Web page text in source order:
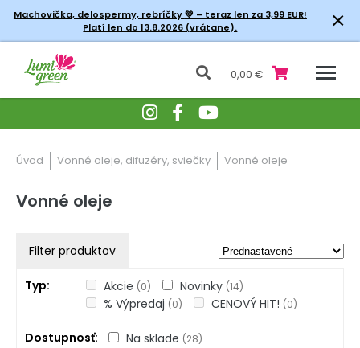
Machovička, delospermy, rebríčky💚 – teraz len za 3,99 EUR!
Platí len do 13.8.2026 (vrátane).
×
0,00 €
Úvod Vonné oleje, difuzéry, sviečky Vonné oleje
Vonné oleje
Filter produktov
Typ Akcie (0) Novinky (14)
% Výpredaj (0) CENOVÝ HIT! (0)
Dostupnosť Na sklade (28)